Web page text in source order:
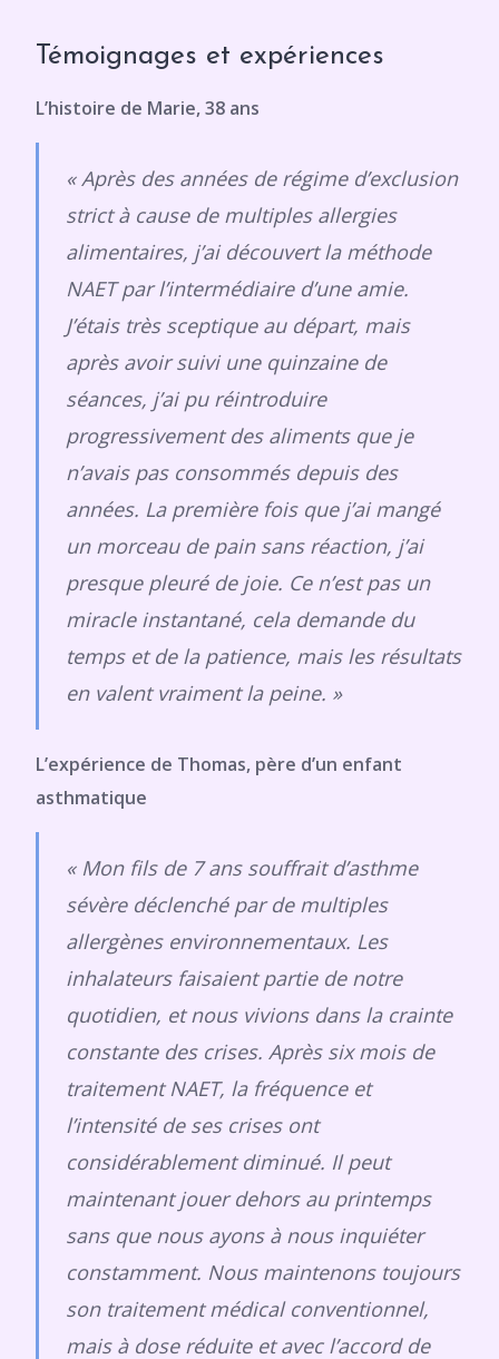
Témoignages et expériences
L’histoire de Marie, 38 ans
« Après des années de régime d’exclusion
strict à cause de multiples allergies
alimentaires, j’ai découvert la méthode
NAET par l’intermédiaire d’une amie.
J’étais très sceptique au départ, mais
après avoir suivi une quinzaine de
séances, j’ai pu réintroduire
progressivement des aliments que je
n’avais pas consommés depuis des
années. La première fois que j’ai mangé
un morceau de pain sans réaction, j’ai
presque pleuré de joie. Ce n’est pas un
miracle instantané, cela demande du
temps et de la patience, mais les résultats
en valent vraiment la peine. »
L’expérience de Thomas, père d’un enfant
asthmatique
« Mon fils de 7 ans souffrait d’asthme
sévère déclenché par de multiples
allergènes environnementaux. Les
inhalateurs faisaient partie de notre
quotidien, et nous vivions dans la crainte
constante des crises. Après six mois de
traitement NAET, la fréquence et
l’intensité de ses crises ont
considérablement diminué. Il peut
maintenant jouer dehors au printemps
sans que nous ayons à nous inquiéter
constamment. Nous maintenons toujours
son traitement médical conventionnel,
mais à dose réduite et avec l’accord de